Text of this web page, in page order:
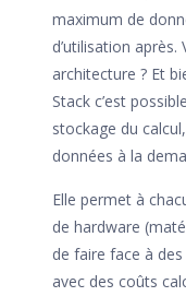
maximum de
d’utilisation
architecture ? Et
Stack c’est
stockage du
données à la
Elle permet à
de hardware
de faire face à
avec des coûts